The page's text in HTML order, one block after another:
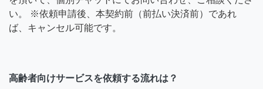
い。 ※依頼申請後、本契約前（前払い決済前）であれ
ば、キャンセル可能です。
高齢者向けサービスを依頼する流れは？